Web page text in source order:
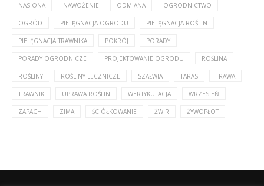
NASIONA NAWOŻENIE ODMIANA OGRODNICTWO
OGRÓD PIELĘGNACJA OGRODU PIELĘGNACJA ROŚLIN
PIELĘGNACJA TRAWNIKA POKRÓJ PORADY
PORADY OGRODNICZE PROJEKTOWANIE OGRODU ROŚLINA
ROŚLINY ROŚLINY LECZNICZE SZAŁWIA TARAS TRAWA
TRAWNIK UPRAWA ROŚLIN WERTYKULACJA WRZESIEŃ
ZAPACH ZIMA ŚCIÓŁKOWANIE ŻWIR ŻYWOPŁOT